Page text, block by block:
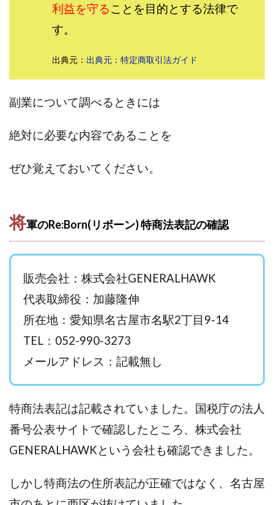
利益を守ることを目的とする法律で
す。
出典元： 出典元：特定商取引法ガイド
副業について調べるときには
絶対に必要な内容であることを
ぜひ覚えておいてください。
将軍のRe:Born(リボーン) 特商法表記の確認
販売会社：株式会社GENERALHAWK
代表取締役：加藤隆伸
所在地：愛知県名古屋市名駅2丁目9-14
TEL：052-990-3273
メールアドレス：記載無し
特商法表記は記載されていました。国税庁の法人
番号公表サイトで確認したところ、株式会社
GENERALHAWKという会社も確認できました。
しかし特商法の住所表記が正確ではなく、名古屋
町田 信義
白川さやか 福林みずき
益井雅
相川奈津妃
確定申告
神威(KAMUI) 藤沢琴音
王 義虎
高橋 秀明 革命毎日3万円!
須藤一寿
風間けいご
馬場和義 駒形 哲治
高橋優作
長谷川博 高橋優里
鬼塚尚仁
西崎 薫
金 佳史 西村和之
西森康二
金の虎(マネーの虎)
長澤 祐介
金勝(キムマサル)
金子弘給
金子正人
鈴木 孝二
鈴木 翔 鈴木優次郎
鈴木克佳
鈴木翔
鈴村有基
株式会社TOKYO STYLE
株式会社ジョイン
株式会社スパイラル
株式会社スマイル
株式会社セカンド
株式会社タイプ
株式会社チャプター2
株式会社ナレッジ
株式会社ニュース
株式会社ネクスト
株式会社ネクト